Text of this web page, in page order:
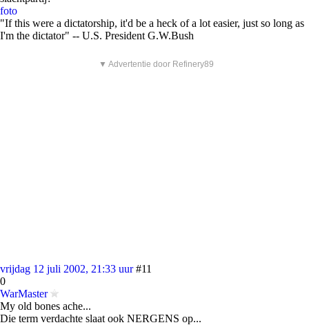
foto
"If this were a dictatorship, it'd be a heck of a lot easier, just so long as
I'm the dictator" -- U.S. President G.W.Bush
▼ Advertentie door Refinery89
vrijdag 12 juli 2002, 21:33 uur #11
0
WarMaster
My old bones ache...
Die term verdachte slaat ook NERGENS op...